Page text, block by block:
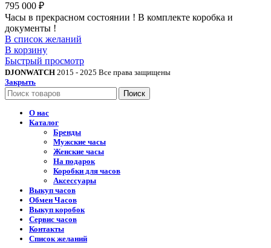
795 000 ₽
Часы в прекрасном состоянии ! В комплекте коробка и
документы !
В список желаний
В корзину
Быстрый просмотр
DJONWATCH 2015 - 2025 Все права защищены
Закрыть
Поиск
О нас
Каталог
Бренды
Мужские часы
Женские часы
На подарок
Коробки для часов
Аксессуары
Выкуп часов
Обмен Часов
Выкуп коробок
Сервис часов
Контакты
Список желаний